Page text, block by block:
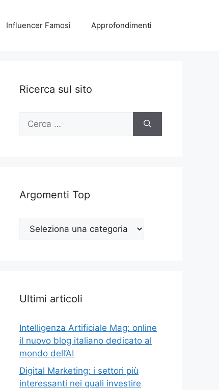
Influencer Famosi Approfondimenti
Ricerca sul sito
Ricerca
Argomenti Top
Argomenti
Ultimi articoli
Intelligenza Artificiale Mag: online
il nuovo blog italiano dedicato al
mondo dell’AI
Digital Marketing: i settori più
interessanti nei quali investire